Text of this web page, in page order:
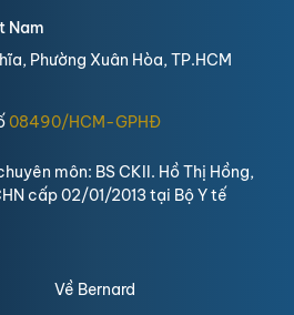
Nam
Phường Xuân Hòa, TP.HCM
08490/HCM-GPHĐ
môn: BS CKII. Hồ Thị Hồng,
cấp 02/01/2013 tại Bộ Y tế
Về Bernard